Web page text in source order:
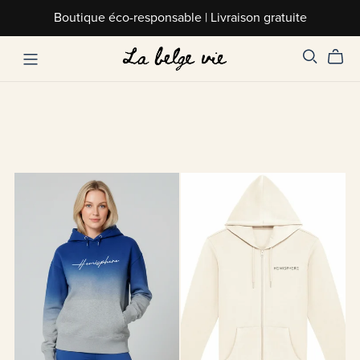
Boutique éco-responsable | Livraison gratuite